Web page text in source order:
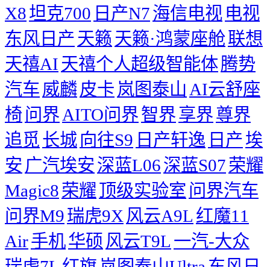
X8坦克700 日产N7海信电视 电视
东风日产 天籁 天籁·鸿蒙座舱联想
天禧AI 天禧个人超级智能体腾势
汽车 威麟皮卡 岚图泰山 AI云舒座
椅问界 AITO问界智界享界尊界
追觅长城向往S9 日产轩逸 日产埃
安 广汽埃安深蓝L06深蓝S07荣耀
Magic8荣耀顶级实验室 问界汽车
问界M9瑞虎9X 风云A9L 红魔11
Air手机华硕 风云T9L 一汽-大众